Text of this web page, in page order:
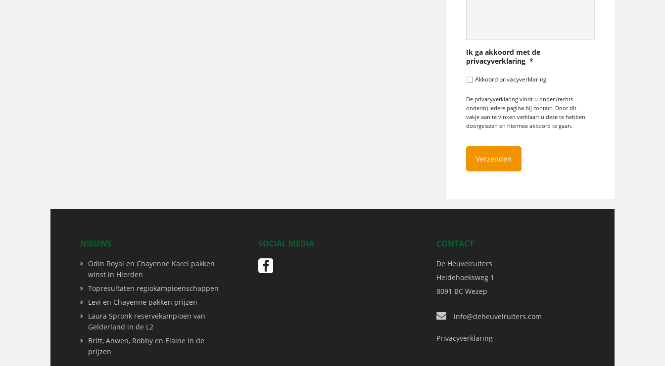
Ik ga akkoord met de
privacyverklaring *
Akkoord privacyverklaring
De privacyverklaring vindt u onder (rechts
onderin) iedere pagina bij contact. Door dit
vakje aan te vinken verklaart u deze te hebben
doorgelezen en hiermee akkoord te gaan.
NIEUWS
Odin Royal en Chayenne Karel pakken
winst in Hierden
Topresultaten regiokampioenschappen
Levi en Chayenne pakken prijzen
Laura Spronk reservekampioen van
Gelderland in de L2
Britt, Anwen, Robby en Elaine in de
prijzen
SOCIAL MEDIA CONTACT
De Heuvelruiters
Heidehoeksweg 1
8091 BC Wezep
info@deheuvelruiters.com
Privacyverklaring